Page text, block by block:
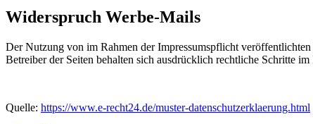
Widerspruch Werbe-Mails
Der Nutzung von im Rahmen der Impressumspflicht
Betreiber der Seiten behalten sich ausdrücklich rechtliche Schritte
Quelle: https://www.e-recht24.de/muster-datenschutzerklaerung.html